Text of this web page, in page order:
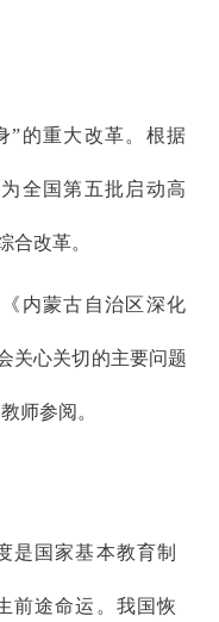
”的重大改革。根据
为全国第五批启动高
合改革。
内蒙古自治区深化
关心关切的主要问题
师参阅。
是国家基本教育制
前途命运。我国恢